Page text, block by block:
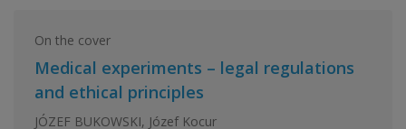
On the cover
Medical experiments – legal regulations
and ethical principles
JÓZEF BUKOWSKI, Józef Kocur